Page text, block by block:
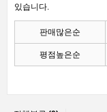
있습니다.
판매많은순
평점높은순